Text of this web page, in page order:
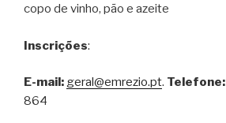
copo de vinho, pão e azeite
Inscrições:
E-mail: geral@emrezio.pt. Telefone:
864